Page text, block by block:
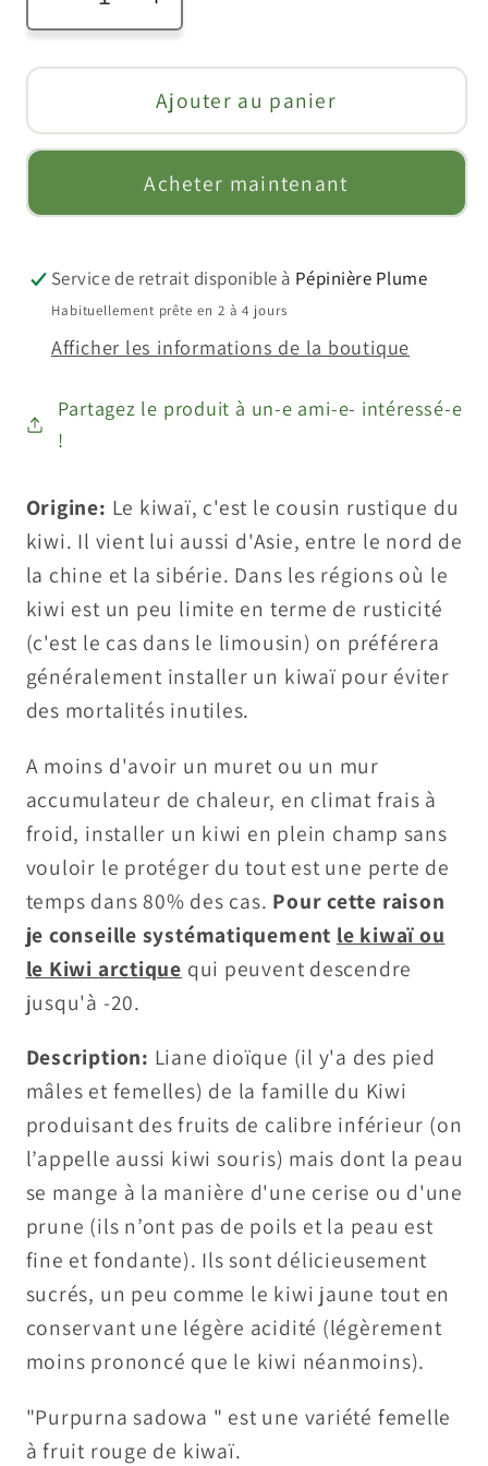
Réduire
la
quantité
Kiwaï
femelle
&quot;purpurna
//
Kiwi
de
sibérie
arguta)
Augmenter
la
quantité
de
Kiwaï
femelle
rouge
&quot;purpurna
//
Kiwi
de
sibérie
arguta)
Ajouter au panier
Acheter maintenant
Service de retrait disponible à Pépinière Plume
Habituellement prête en 2 à 4 jours
Afficher les informations de la boutique
Partagez le produit à un-e ami-e- intéressé-e
!
Origine: Le kiwaï, c'est le cousin rustique du
kiwi. Il vient lui aussi d'Asie, entre le nord de
la chine et la sibérie. Dans les régions où le
kiwi est un peu limite en terme de rusticité
(c'est le cas dans le limousin) on préférera
généralement installer un kiwaï pour éviter
des mortalités inutiles.
A moins d'avoir un muret ou un mur
accumulateur de chaleur, en climat frais à
froid, installer un kiwi en plein champ sans
vouloir le protéger du tout est une perte de
temps dans 80% des cas. Pour cette raison
je conseille systématiquement le kiwaï ou
le Kiwi arctique qui peuvent descendre
jusqu'à -20.
Description: Liane dioïque (il y'a des pied
mâles et femelles) de la famille du Kiwi
produisant des fruits de calibre inférieur (on
l’appelle aussi kiwi souris) mais dont la peau
se mange à la manière d'une cerise ou d'une
prune (ils n’ont pas de poils et la peau est
fine et fondante). Ils sont délicieusement
sucrés, un peu comme le kiwi jaune tout en
conservant une légère acidité (légèrement
moins prononcé que le kiwi néanmoins).
"Purpurna sadowa " est une variété femelle
à fruit rouge de kiwaï.